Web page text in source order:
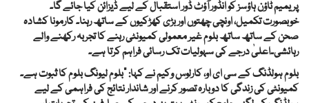
پریمیم ٹاؤن ہاؤسز کو انڈور آؤٹ ڈور استقبال کے لیے ڈیزائن کیا جائے گا۔
خوبصورت تکمیل، اونچی چھتوں اور بڑی کھڑکیوں کے ساتھ رہنا۔ کارمونا کشادہ
صحن کے ساتھ ساتھ بلوم غیر معمولی کمیونٹی رہنے کا تجربہ رکھنے والے
رہائشی۔اعلیٰ درجے کی سہولیات تک رسائی فراہم کرتا ہے۔
بلوم ہولڈنگ کے سی ای او، کارلوس وکیم نے کہا: "بلوم لیونگ بلوم کا ثبوت ہے۔
کمیونٹی کی زندگی کا دوبارہ تصور کرنے اور شاندار نتائج کی فراہمی کے لیے